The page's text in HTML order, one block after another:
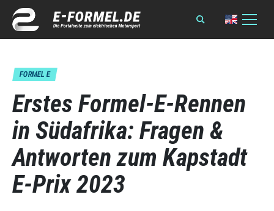
FORMEL E
Erstes Formel-E-Rennen
in Südafrika: Fragen &
Antworten zum Kapstadt
E-Prix 2023